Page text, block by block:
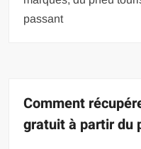
passant
Comment
gratuit à partir du